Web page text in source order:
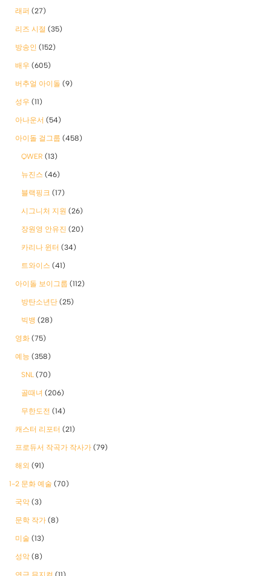
래퍼 (27)
리즈 시절 (35)
방송인 (152)
배우 (605)
버추얼 아이돌 (9)
성우 (11)
아나운서 (54)
아이돌 걸그룹 (458)
QWER (13)
뉴진스 (46)
블랙핑크 (17)
시그니처 지원 (26)
장원영 안유진 (20)
카리나 윈터 (34)
트와이스 (41)
아이돌 보이그룹 (112)
방탄소년단 (25)
빅뱅 (28)
영화 (75)
예능 (358)
SNL (70)
골때녀 (206)
무한도전 (14)
캐스터 리포터 (21)
프로듀서 작곡가 작사가 (79)
해외 (91)
1-2 문화 예술 (70)
국악 (3)
문학 작가 (8)
미술 (13)
성악 (8)